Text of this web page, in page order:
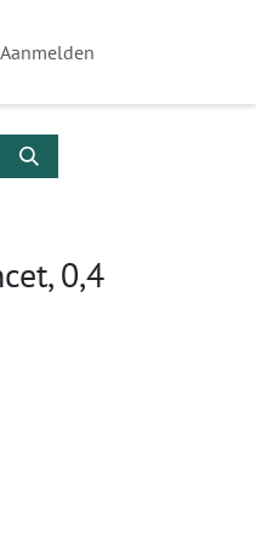
Aanmelden
0,4